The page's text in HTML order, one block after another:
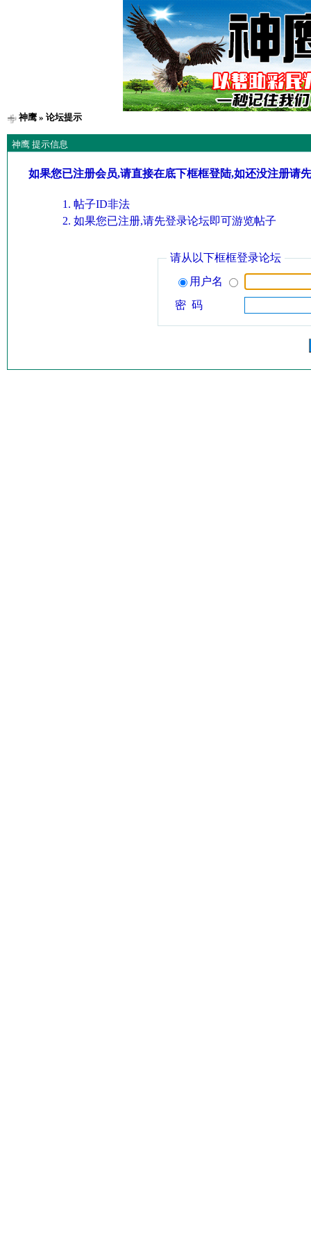
神鹰» 论坛提示
神鹰 提示信息
如果您已注册会员,请直接在底下框框登陆,如还没注册请
帖子ID非法
如果您已注册,请先登录论坛即可游览帖子
请从以下框框登录论坛
用户名
密 码